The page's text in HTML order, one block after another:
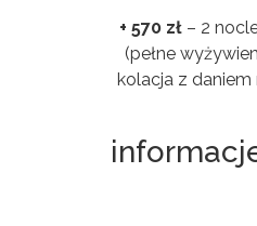
+ 570 zł– 2
(pełne
kolacja z daniem